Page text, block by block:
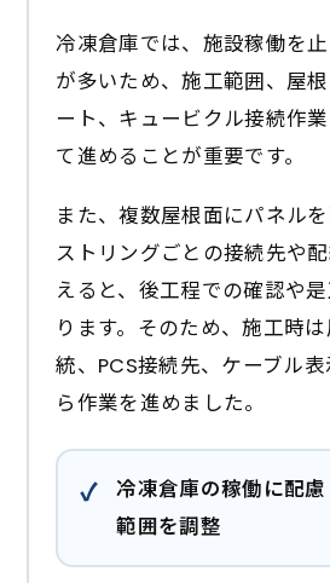
冷凍倉庫では、施設稼働を
が多いため、施工範囲、屋
ート、キュービクル接続作
て進めることが重要です。
また、複数屋根面にパネルを
ストリングごとの接続先や
えると、後工程での確認や
ります。そのため、施工時
統、PCS接続先、ケーブル
ら作業を進めました。
冷凍倉庫の稼働に配
範囲を調整